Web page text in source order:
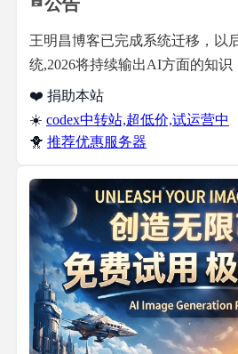
公告
王明昌博客已完成系统迁移，以
统,2026将持续输出AI方面的知识
❤️ 捐助本站
☀️ codex中转站,超低价,试运营中
🐥 推荐优惠服务器